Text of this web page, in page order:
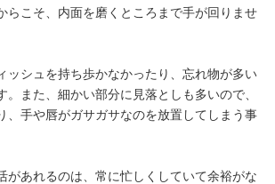
らこそ、内面を磨くところまで手が回りませ
ッシュを持ち歩かなかったり、忘れ物が多い
。また、細かい部分に見落としも多いので、
、手や唇がガサガサなのを放置してしまう事
があれるのは、常に忙しくしていて余裕がな